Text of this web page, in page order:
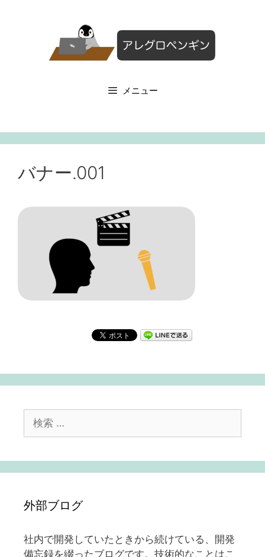
メニュー
バナー.001
索:
外部ブログ
社内で開発していたときから続けている、開発
備忘録を綴ったブログです。技術的なことはこ